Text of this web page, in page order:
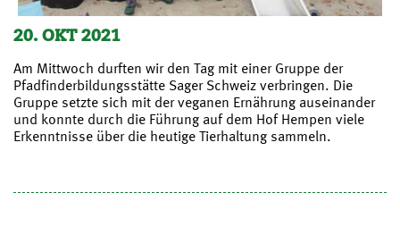
20. OKT 2021
Am Mittwoch durften wir den Tag mit einer Gruppe der
Pfadfinderbildungsstätte Sager Schweiz verbringen. Die
Gruppe setzte sich mit der veganen Ernährung auseinander
und konnte durch die Führung auf dem Hof Hempen viele
Erkenntnisse über die heutige Tierhaltung sammeln.